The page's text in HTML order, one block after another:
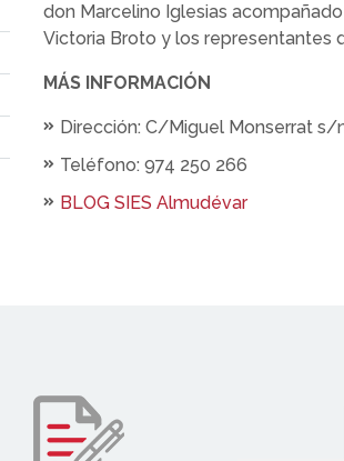
don Marcelino Iglesias
Victoria Broto y los representantes
MÁS INFORMACIÓN
Dirección: C/Miguel Monserrat s/
Teléfono: 974 250 266
BLOG SIES Almudévar